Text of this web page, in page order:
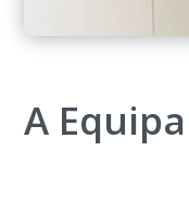
A Equipa